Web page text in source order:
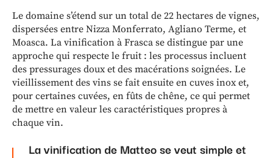
Le domaine s’étend sur un total de 22 hectares de vignes,
dispersées entre Nizza Monferrato, Agliano Terme, et
Moasca. La vinification à Frasca se distingue par une
approche qui respecte le fruit : les processus incluent
des pressurages doux et des macérations soignées. Le
vieillissement des vins se fait ensuite en cuves inox et,
pour certaines cuvées, en fûts de chêne, ce qui permet
de mettre en valeur les caractéristiques propres à
chaque vin.
La vinification de Matteo se veut simple et